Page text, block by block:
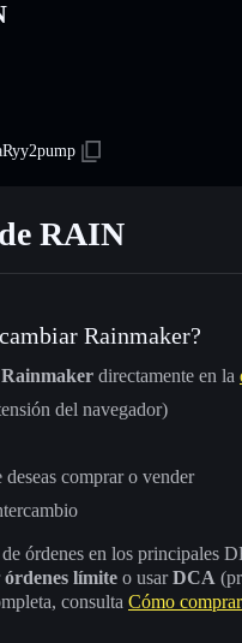
RAIN
Rainmaker?
Rainmaker directamente en la
del navegador)
comprar o vender
órdenes en los principales
órdenes límite o usarDCA
consulta Cómo